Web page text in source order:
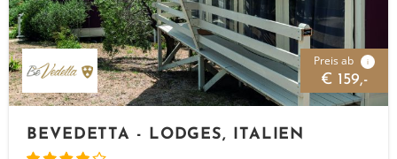
Preis ab i
€ 159,-
BEVEDETTA - LODGES, ITALIEN